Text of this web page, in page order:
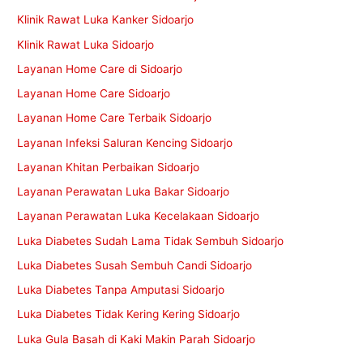
Klinik Rawat Luka Kanker Sidoarjo
Klinik Rawat Luka Sidoarjo
Layanan Home Care di Sidoarjo
Layanan Home Care Sidoarjo
Layanan Home Care Terbaik Sidoarjo
Layanan Infeksi Saluran Kencing Sidoarjo
Layanan Khitan Perbaikan Sidoarjo
Layanan Perawatan Luka Bakar Sidoarjo
Layanan Perawatan Luka Kecelakaan Sidoarjo
Luka Diabetes Sudah Lama Tidak Sembuh Sidoarjo
Luka Diabetes Susah Sembuh Candi Sidoarjo
Luka Diabetes Tanpa Amputasi Sidoarjo
Luka Diabetes Tidak Kering Kering Sidoarjo
Luka Gula Basah di Kaki Makin Parah Sidoarjo